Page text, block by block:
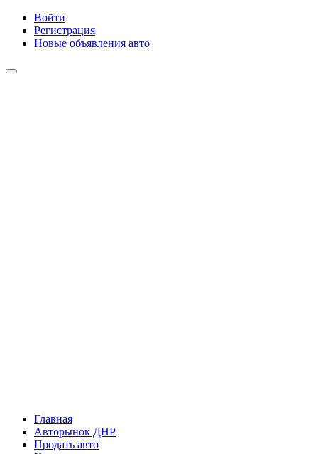
Войти
Регистрация
Новые объявления авто
Главная
Авторынок ДНР
Продать авто